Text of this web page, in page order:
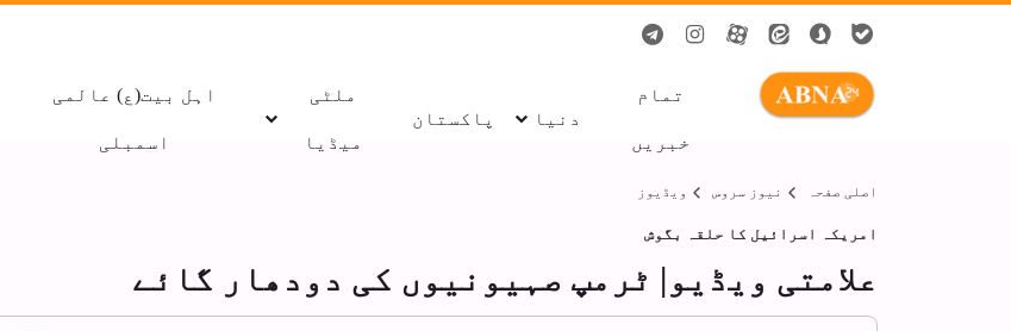
تمام
خبریں
دنیا پاکستان
ملٹی
میڈیا
اہل بیت(ع) عالمی
اسمبلی
اصلی صفحہ نیوز سروس ویڈیوز
امریکہ اسرائیل کا حلقہ بگوش
علامتی ویڈیو| ٹرمپ صہیونیوں کی دودھار گائے